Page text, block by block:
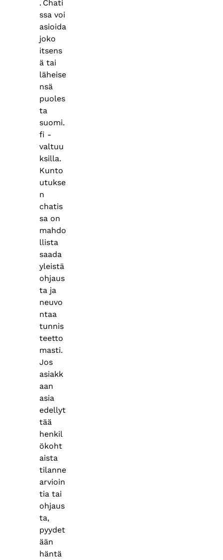
. Chati
ssa voi
asioida
joko
itsens
ä tai
läheise
nsä
puoles
ta
suomi.
fi -
valtuu
ksilla.
Kunto
utukse
n
chatis
sa on
mahdo
llista
saada
yleistä
ohjaus
ta ja
neuvo
ntaa
tunnis
teetto
masti.
Jos
asiakk
aan
asia
edellyt
tää
henkil
ökoht
aista
tilanne
arvioin
tia tai
ohjaus
ta,
pyydet
ään
häntä